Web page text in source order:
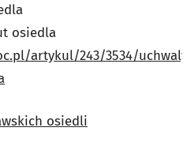
osiedla
artykul/243/3534/uchwaly-
osiedli